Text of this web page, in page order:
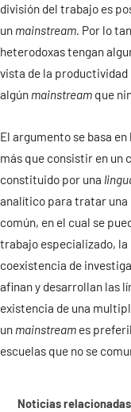
división del trabajo es
un mainstream. Por lo
heterodoxastengan
vista de la
algún mainstream que
El argumento se basa en
más que consistir en un
constituido por una
analítico para tratar una
común, en el cual se
trabajo especializado,
coexistencia de
afinan y desarrollan las
existencia de una
un mainstream es
escuelas que no se
Noticias relacionadas